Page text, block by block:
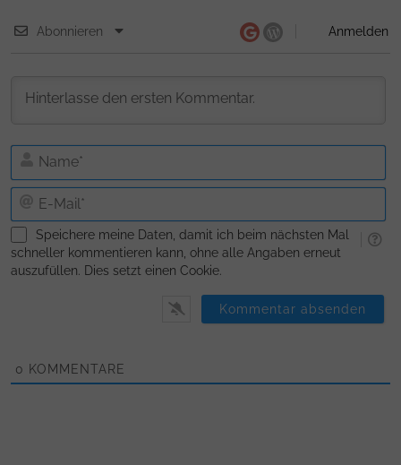
Abonnieren Anmelden
E-
Speichere meine Daten, damit ich beim nächsten Mal
schneller kommentieren kann, ohne alle Angaben erneut
auszufüllen. Dies setzt einen Cookie.
0 KOMMENTARE